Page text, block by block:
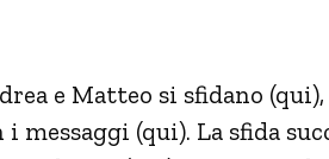
e Matteo si sfidano
(qui). La sfida